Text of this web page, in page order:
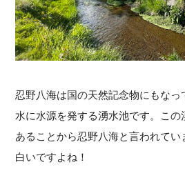
忍野八海は国の天然記念物にもな
水に水源を発する湧水池です。こ
あることから忍野八海と言われて
白いですよね！